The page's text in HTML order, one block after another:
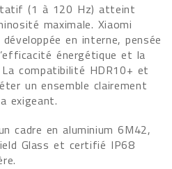
(1 à 120 Hz) atteint
maximale. Xiaomi
en interne, pensée
énergétique et la
compatibilité HDR10+ et
un ensemble clairement
exigeant.
cadre en aluminium 6M42,
Glass et certifié IP68